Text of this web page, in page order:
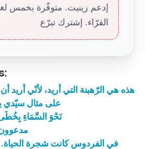
إدعم زينيت. متوفّرة بخمس
القرّاء. إشترك تبرّع
هذه هي الرّهبنة التي أريد، لأنّي أريد
على مثال سيّدي
نَحْوَ السَّمَاءِ
في الفردوس كانت شجرة الحياة.